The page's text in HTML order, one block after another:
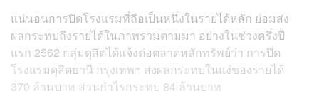
แน่นอนการปิดโรงแรมที่ถือเป็นหนึ่งในรายได้หลัก ย่อมส่ง
ผลกระทบถึงรายได้ในภาพรวมตามมา อย่างในช่วงครึ่งปี
แรก 2562 กลุ่มดุสิตได้แจ้งต่อตลาดหลักทรัพย์ว่า การปิด
โรงแรมดุสิตธานี กรุงเทพฯ ส่งผลกระทบในแง่ของรายได้
370 ล้านบาท ส่วนกำไรกระทบ 84 ล้านบาท